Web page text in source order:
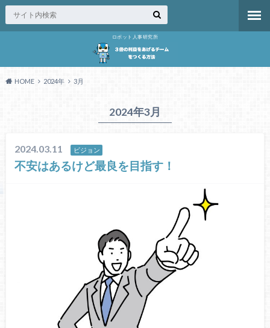
ロボット人事研究所
HOME 2024年 3月
2024年3月
2024.03.11 ビジョン
不安はあるけど最良を目指す！